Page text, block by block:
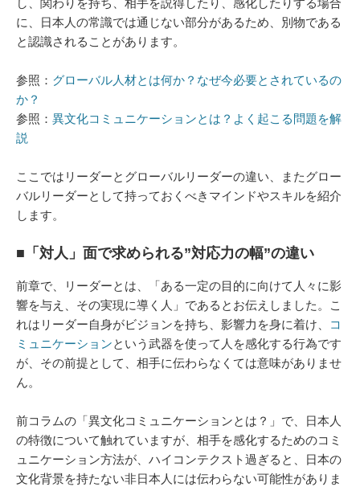
し、関わりを持ち、相手を説得したり、感化したりする場合
に、日本人の常識では通じない部分があるため、別物である
と認識されることがあります。
参照： グローバル人材とは何か？なぜ今必要とされているの
か？
参照： 異文化コミュニケーションとは？よく起こる問題を解
説
ここではリーダーとグローバルリーダーの違い、またグロー
バルリーダーとして持っておくべきマインドやスキルを紹介
します。
■「対人」面で求められる”対応力の幅”の違い
前章で、リーダーとは、「ある一定の目的に向けて人々に影
響を与え、その実現に導く人」であるとお伝えしました。こ
れはリーダー自身がビジョンを持ち、影響力を身に着け、
コ
ミュニケーションという武器を使って人を感化する行為です
が、その前提として、相手に伝わらなくては意味がありませ
ん。
前コラムの「異文化コミュニケーションとは？」で、日本人
の特徴について触れていますが、相手を感化するためのコミ
ュニケーション方法が、ハイコンテクスト過ぎると、日本の
文化背景を持たない非日本人には伝わらない可能性がありま